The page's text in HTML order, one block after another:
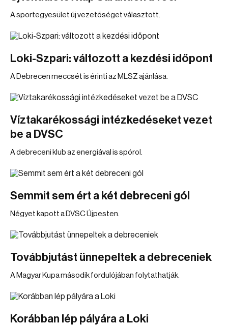
A sportegyesület új vezetőséget választott.
Loki-Szpari: változott a kezdési időpont
A Debrecen meccsét is érinti az MLSZ ajánlása.
Víztakarékossági intézkedéseket vezet
be a DVSC
A debreceni klub az energiával is spórol.
Semmit sem ért a két debreceni gól
Négyet kapott a DVSC Újpesten.
Továbbjutást ünnepeltek a debreceniek
A Magyar Kupa második fordulójában folytathatják.
Korábban lép pályára a Loki